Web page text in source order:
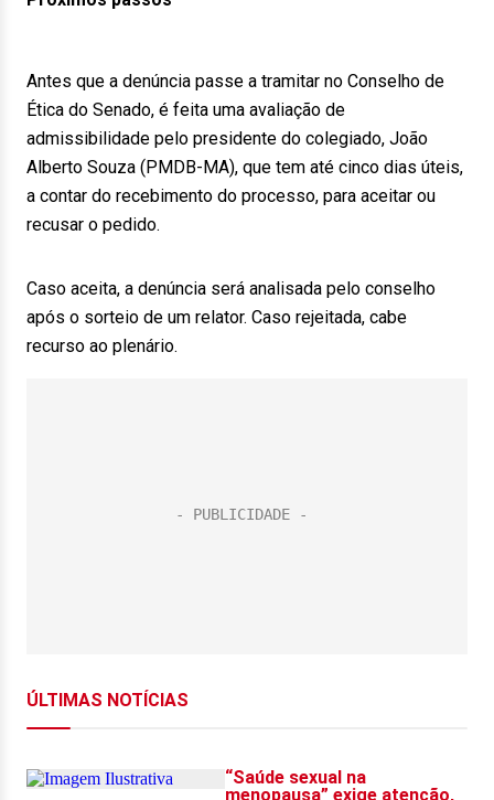
Antes que a denúncia passe a tramitar no Conselho de
Ética do Senado, é feita uma avaliação de
admissibilidade pelo presidente do colegiado, João
Alberto Souza (PMDB-MA), que tem até cinco dias úteis,
a contar do recebimento do processo, para aceitar ou
recusar o pedido.
Caso aceita, a denúncia será analisada pelo conselho
após o sorteio de um relator. Caso rejeitada, cabe
recurso ao plenário.